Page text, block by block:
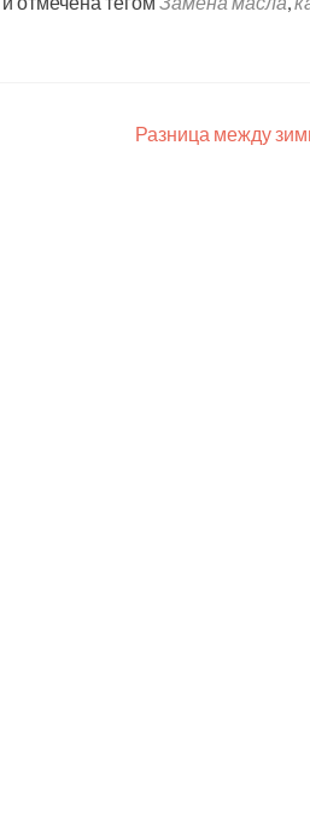
Разница между